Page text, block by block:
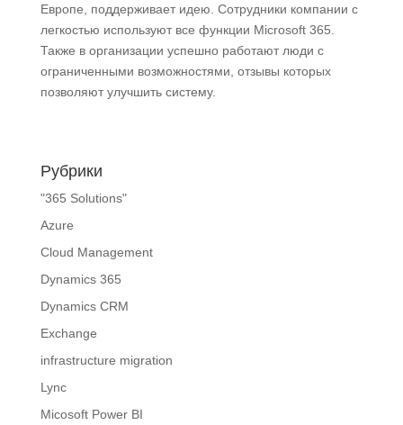
Европе, поддерживает идею. Сотрудники компании с
легкостью используют все функции Microsoft 365.
Также в организации успешно работают люди с
ограниченными возможностями, отзывы которых
позволяют улучшить систему.
Рубрики
"365 Solutions"
Azure
Cloud Management
Dynamics 365
Dynamics CRM
Exchange
infrastructure migration
Lync
Micosoft Power BI